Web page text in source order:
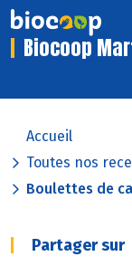
Biocoop
Accueil
Toutes nos
Boulettes de
Partager sur